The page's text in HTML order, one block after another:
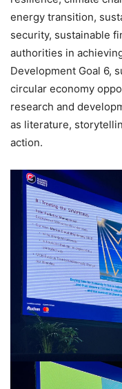
energy transition,
security, sustainable
authorities in
Development Goal 6,
circular economy
research and
as literature,
action.